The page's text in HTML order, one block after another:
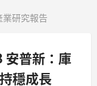
業研究報告
安普新：庫
穩成長